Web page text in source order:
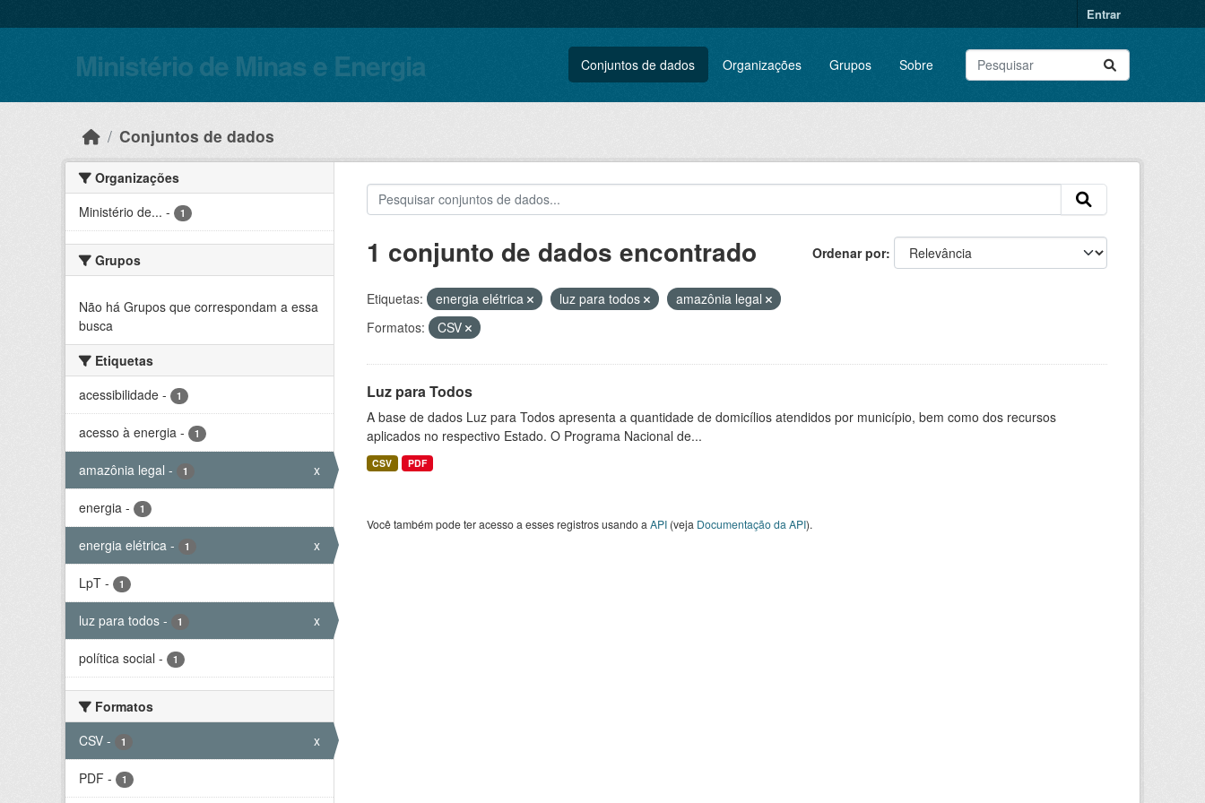
Entrar
Ministério de Minas e Energia Conjuntos de dados Organizações Grupos Sobre
Conjuntos de dados
Organizações
Ministério de... - 1
Grupos
Não há Grupos que correspondam a essa
busca
Etiquetas
acessibilidade - 1
acesso à energia - 1
amazônia legal - 1 x
energia - 1
energia elétrica - 1 x
LpT - 1
luz para todos - 1 x
política social - 1
Formatos
CSV - 1 x
PDF - 1
Ordenar por
1 conjunto de dados encontrado
Etiquetas: energia elétrica luz para todos
amazônia legal
Formatos:
CSV
Luz para Todos
A base de dados Luz para Todos apresenta a quantidade de domicílios atendidos por município, bem como dos recursos
aplicados no respectivo Estado. O Programa Nacional de...
CSV PDF
Você também pode ter acesso a esses registros usando a API(veja Documentação da API).